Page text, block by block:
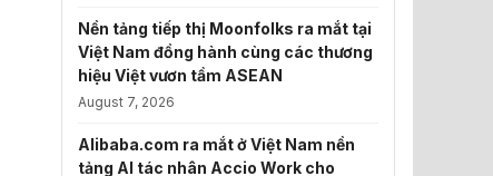
Nền tảng tiếp thị Moonfolks ra mắt tại
Việt Nam đồng hành cùng các thương
hiệu Việt vươn tầm ASEAN
August 7, 2026
Alibaba.com ra mắt ở Việt Nam nền
tảng AI tác nhân Accio Work cho